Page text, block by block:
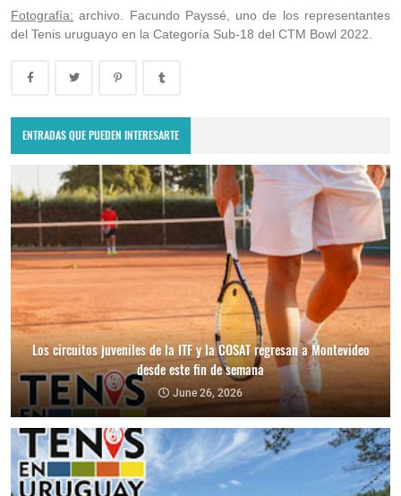
Fotografía: archivo. Facundo Payssé, uno de los representantes
del Tenis uruguayo en la Categoría Sub-18 del CTM Bowl 2022.
ENTRADAS QUE PUEDEN INTERESARTE
Los circuitos juveniles de la ITF y la COSAT regresan a Montevideo
desde este fin de semana
June 26, 2026